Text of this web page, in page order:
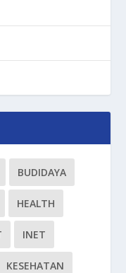
BUDIDAYA
HEALTH
INET
KESEHATAN